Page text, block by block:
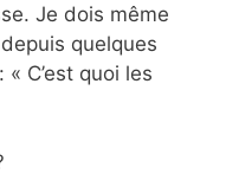
Je dois même
quelques
C’est quoi les